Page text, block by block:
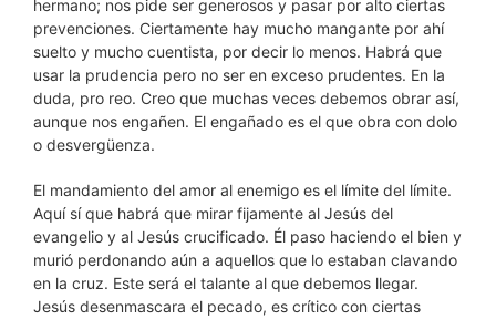
hermano; nos pide ser generosos y pasar por alto ciertas
prevenciones. Ciertamente hay mucho mangante por ahí
suelto y mucho cuentista, por decir lo menos. Habrá que
usar la prudencia pero no ser en exceso prudentes. En la
duda, pro reo. Creo que muchas veces debemos obrar así,
aunque nos engañen. El engañado es el que obra con dolo
o desvergüenza.
El mandamiento del amor al enemigo es el límite del límite.
Aquí sí que habrá que mirar fijamente al Jesús del
evangelio y al Jesús crucificado. Él paso haciendo el bien y
murió perdonando aún a aquellos que lo estaban clavando
en la cruz. Este será el talante al que debemos llegar.
Jesús desenmascara el pecado, es crítico con ciertas